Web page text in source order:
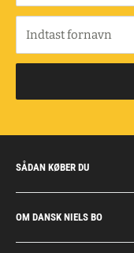
Indtast fornavn
SÅDAN KØBER DU
Handelsbetingelser
Fragt og retur
Privatkunder/
OM DANSK NIELS BO
Om Dansk Niels Bo